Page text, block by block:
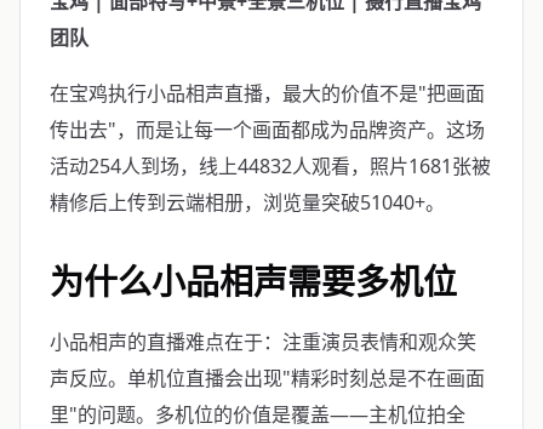
团队
在宝鸡执行小品相声直播，最大的价值不是"把画面
传出去"，而是让每一个画面都成为品牌资产。这场
活动254人到场，线上44832人观看，照片1681张被
精修后上传到云端相册，浏览量突破51040+。
为什么小品相声需要多机位
小品相声的直播难点在于：注重演员表情和观众笑
声反应。单机位直播会出现"精彩时刻总是不在画面
里"的问题。多机位的价值是覆盖——主机位拍全